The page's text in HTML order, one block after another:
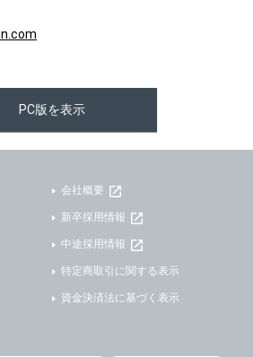
PC版を表示
会社概要
新卒採用情報
中途採用情報
特定商取引に関する表示
資金決済法に基づく表示